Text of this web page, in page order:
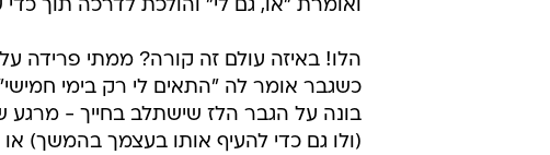
ואומרת "או, גם לי" והולכת לדרכה תוך
הלו! באיזה עולם זה קורה? ממתי פרידה
כשגבר אומר לה "התאים לי רק בימי
בונה על הגבר הלז שישתלב בחייך -
(ולו גם כדי להעיף אותו בעצמך בהמשך)